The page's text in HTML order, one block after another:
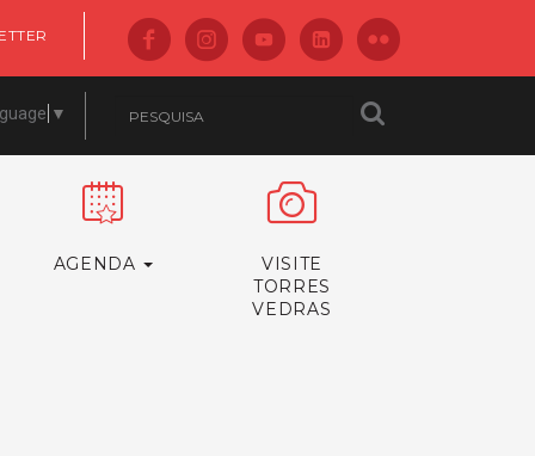
▼
AGENDA
VISITE
TORRES
VEDRAS